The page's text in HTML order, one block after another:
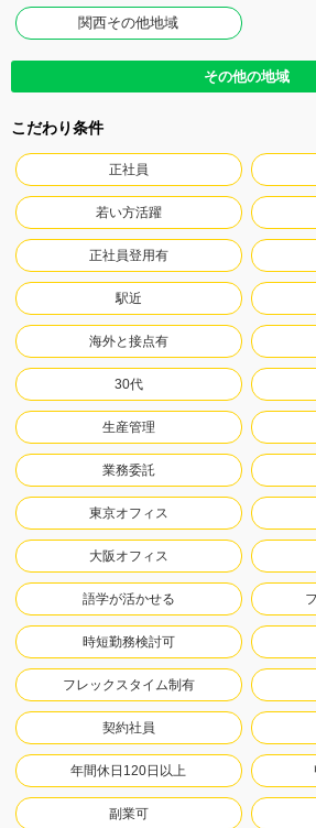
関西その他地域
その他の地域
こだわり条件
正社員
若い方活躍
正社員登用有
駅近
海外と接点有
30代
生産管理
業務委託
東京オフィス
大阪オフィス
語学が活かせる
時短勤務検討可
フレックスタイム制有
契約社員
年間休日120日以上
副業可